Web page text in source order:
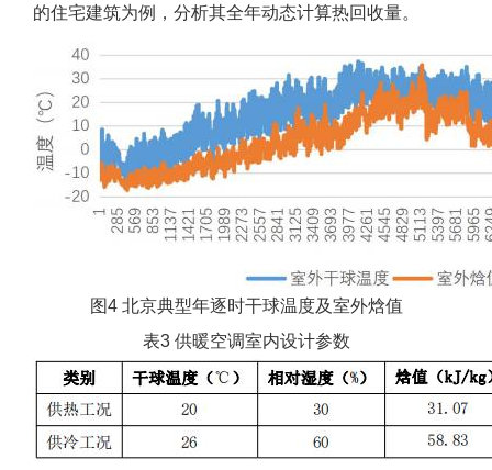
的住宅建筑为例，分析其全年动态计算热回收量。
图4 北京典型年逐时干球温度及室外焓值
表3 供暖空调室内设计参数